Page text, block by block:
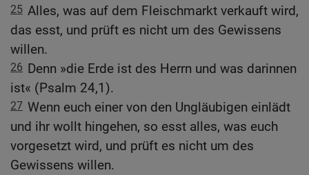
25 Alles, was auf dem Fleischmarkt verkauft wird,
das esst, und prüft es nicht um des Gewissens
willen.
26 Denn »die Erde ist des Herrn und was darinnen
ist« (Psalm 24,1).
27 Wenn euch einer von den Ungläubigen einlädt
und ihr wollt hingehen, so esst alles, was euch
vorgesetzt wird, und prüft es nicht um des
Gewissens willen.